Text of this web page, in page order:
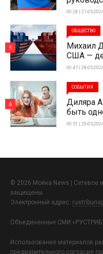
00:28 | 21-05-
ОБЩЕСТВО
Михаил
США —
00:47 | 28-05-
5
СОБЫТИЯ
Диляра
быть
00:51 | 29-05-
6
© 2026 Мойка News | Сетевое
защищены.
Электронный адрес:
Объединенные СМИ
Использование материалов
предварительного согласия